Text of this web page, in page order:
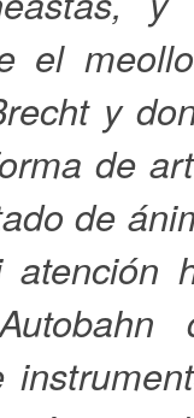
el
y
de
de